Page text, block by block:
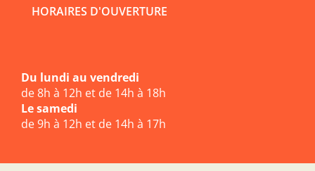
HORAIRES D'OUVERTURE
Du lundi au vendredi
de 8h à 12h et de 14h à 18h
Le samedi
de 9h à 12h et de 14h à 17h